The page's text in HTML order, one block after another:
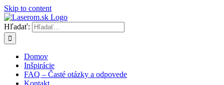
Skip to content
Hľadať:
Domov
Inšpirácie
FAQ – Časté otázky a odpovede
Kontakt